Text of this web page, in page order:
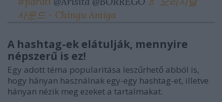
사운드 - Chingu Amiga
A hashtag-ek elátulják, mennyire
népszerű is ez!
Egy adott téma popularitása leszűrhető abból is,
hogy hányan használnak egy-egy hashtag-et, illetve
hányan nézik meg ezeket a tartalmakat.